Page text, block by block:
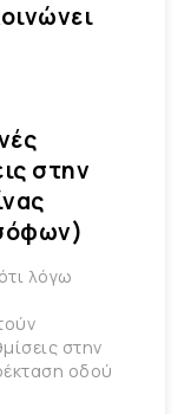
στην
λόγω
στην
οδού